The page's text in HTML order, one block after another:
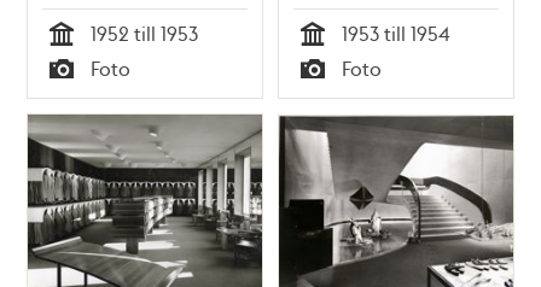
Tid
1952 till 1953
Typ
Foto Tid
1953 till 1954
Typ
Foto